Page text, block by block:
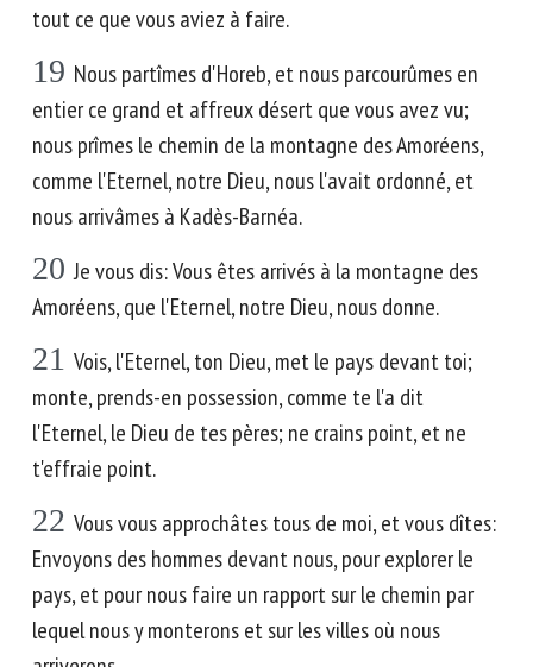
tout ce que vous aviez à faire.
19 Nous partîmes d'Horeb, et nous parcourûmes en
entier ce grand et affreux désert que vous avez vu;
nous prîmes le chemin de la montagne des Amoréens,
comme l'Eternel, notre Dieu, nous l'avait ordonné, et
nous arrivâmes à Kadès-Barnéa.
20 Je vous dis: Vous êtes arrivés à la montagne des
Amoréens, que l'Eternel, notre Dieu, nous donne.
21 Vois, l'Eternel, ton Dieu, met le pays devant toi;
monte, prends-en possession, comme te l'a dit
l'Eternel, le Dieu de tes pères; ne crains point, et ne
t'effraie point.
22 Vous vous approchâtes tous de moi, et vous dîtes:
Envoyons des hommes devant nous, pour explorer le
pays, et pour nous faire un rapport sur le chemin par
lequel nous y monterons et sur les villes où nous